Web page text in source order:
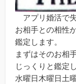
アプリ婚活で
お相手との相性
鑑定します。
まずはそのお相
じっくりと鑑定
水曜日木曜日土